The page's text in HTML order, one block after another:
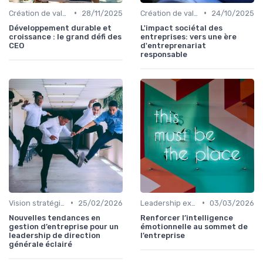
•
28/11/2025
Développement durable et
croissance : le grand défi des
CEO
•
24/10/2025
L'impact sociétal des
entreprises: vers une ère
d'entreprenariat
responsable
•
25/02/2026
Nouvelles tendances en
gestion d’entreprise pour un
leadership de direction
générale éclairé
• 03/03/2026
Renforcer l’intelligence
émotionnelle au sommet de
l’entreprise